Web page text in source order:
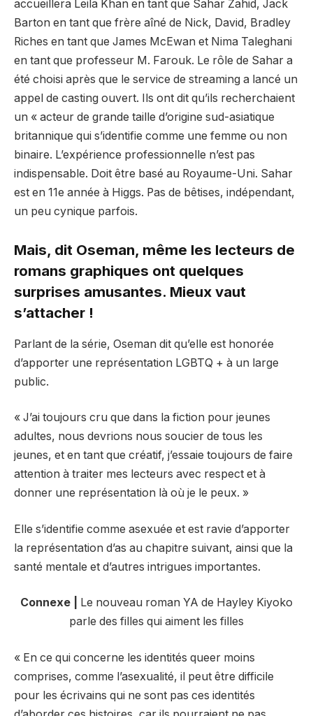
accueillera Leila Khan en tant que Sahar Zahid, Jack
Barton en tant que frère aîné de Nick, David, Bradley
Riches en tant que James McEwan et Nima Taleghani
en tant que professeur M. Farouk. Le rôle de Sahar a
été choisi après que le service de streaming a lancé un
appel de casting ouvert. Ils ont dit qu’ils recherchaient
un « acteur de grande taille d’origine sud-asiatique
britannique qui s’identifie comme une femme ou non
binaire. L’expérience professionnelle n’est pas
indispensable. Doit être basé au Royaume-Uni. Sahar
est en 11e année à Higgs. Pas de bêtises, indépendant,
un peu cynique parfois.
Mais, dit Oseman, même les lecteurs de
romans graphiques ont quelques
surprises amusantes. Mieux vaut
s’attacher !
Parlant de la série, Oseman dit qu’elle est honorée
d’apporter une représentation LGBTQ + à un large
public.
« J’ai toujours cru que dans la fiction pour jeunes
adultes, nous devrions nous soucier de tous les
jeunes, et en tant que créatif, j’essaie toujours de faire
attention à traiter mes lecteurs avec respect et à
donner une représentation là où je le peux. »
Elle s’identifie comme asexuée et est ravie d’apporter
la représentation d’as au chapitre suivant, ainsi que la
santé mentale et d’autres intrigues importantes.
Connexe |
Le nouveau roman YA de Hayley Kiyoko
parle des filles qui aiment les filles
« En ce qui concerne les identités queer moins
comprises, comme l’asexualité, il peut être difficile
pour les écrivains qui ne sont pas ces identités